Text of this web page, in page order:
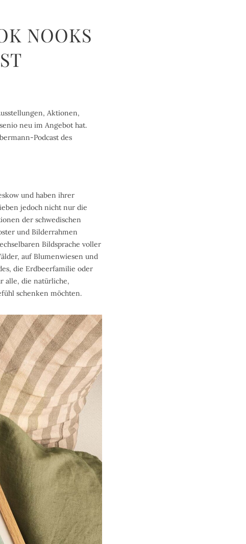
NOOKS
Aktionen,
neu im Angebot hat.
Podcast des
und haben ihrer
jedoch nicht nur die
der schwedischen
und Bilderrahmen
Bildsprache voller
auf Blumenwiesen und
die Erdbeerfamilie oder
alle, die natürliche,
schenken möchten.